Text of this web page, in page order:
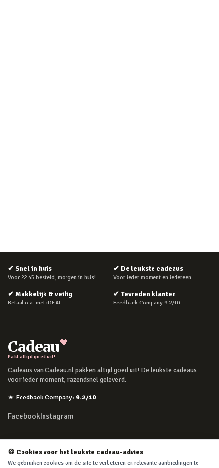
✔ Snel in huis
Voor 22:45 besteld, morgen in huis!
✔ De leukste cadeaus
Voor ieder moment en iedereen
✔ Makkelijk & veilig
Betaal o.a. met iDEAL
✔ Tevreden klanten
Feedback Company 9.2/10
Cadeau
Pakt altijd goed uit!
Cadeaus van Cadeau.nl pakken altijd goed uit! De leukste cadeaus
voor ieder moment, razendsnel geleverd.
★ Feedback Company: 9.2/10
FacebookInstagram
POPULAIRE MOMENTEN
🍪 Cookies voor het leukste cadeau-advies
We gebruiken cookies om de site te verbeteren en relevante aanbiedingen te